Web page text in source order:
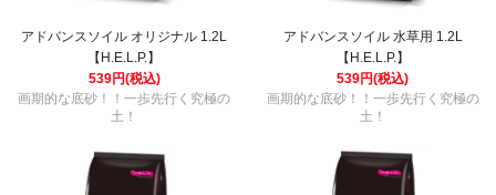
アドバンスソイル オリジナル 1.2L
【H.E.L.P.】
539円(税込)
画期的な底砂！！一歩先行く究極の
土！
アドバンスソイル 水草用 1.2L
【H.E.L.P.】
539円(税込)
画期的な底砂！！一歩先行く究極の
土！